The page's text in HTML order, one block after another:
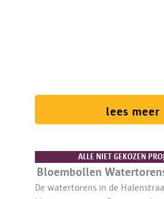
lees meer
ALLE NIET GEKOZEN
Bloembollen
De watertorens in de